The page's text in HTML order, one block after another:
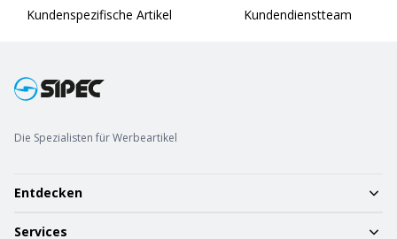
Kundenspezifische Artikel Kundendienstteam
Die Spezialisten für Werbeartikel
Entdecken
Services